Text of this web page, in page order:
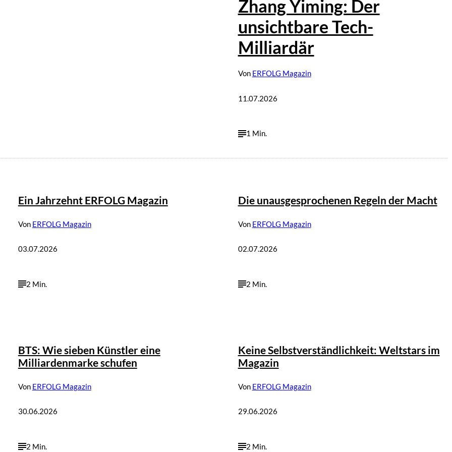
Zhang Yiming: Der
unsichtbare Tech-
Milliardär
Von ERFOLG Magazin
11.07.2026
1 Min.
Ein Jahrzehnt ERFOLG Magazin
Von ERFOLG Magazin
03.07.2026
2 Min.
Die unausgesprochenen Regeln der Macht
Von ERFOLG Magazin
02.07.2026
2 Min.
BTS: Wie sieben Künstler eine
Milliardenmarke schufen
Von ERFOLG Magazin
30.06.2026
2 Min.
Keine Selbstverständlichkeit: Weltstars im
Magazin
Von ERFOLG Magazin
29.06.2026
2 Min.